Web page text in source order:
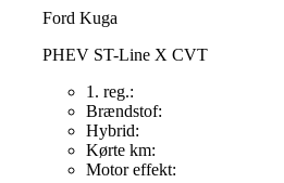
Ford Kuga
PHEV ST-Line X CVT
1. reg.:
Brændstof:
Hybrid:
Kørte km:
Motor effekt: